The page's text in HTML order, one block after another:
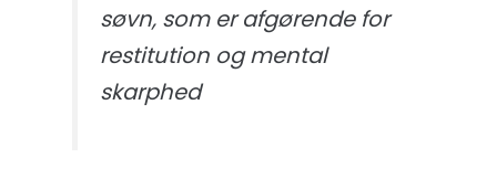
søvn, som er afgørende for
restitution og mental
skarphed